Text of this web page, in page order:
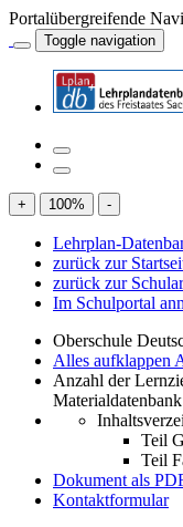
Portalübergreifende
Toggle navigation
+ 100% -
Lehrplan-
zurück zur
zurück zur
Im Schulportal
Oberschule
Alles aufklappen
Anzahl der
Teil
Teil
Dokument als
Kontaktformular